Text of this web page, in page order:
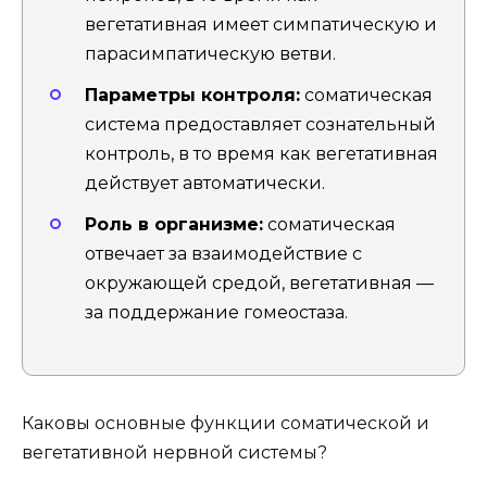
вегетативная имеет симпатическую и
парасимпатическую ветви.
Параметры контроля: соматическая
система предоставляет сознательный
контроль, в то время как вегетативная
действует автоматически.
Роль в организме: соматическая
отвечает за взаимодействие с
окружающей средой, вегетативная —
за поддержание гомеостаза.
Каковы основные функции соматической и
вегетативной нервной системы?